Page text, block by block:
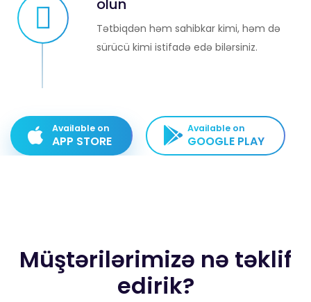
olun
Tətbiqdən həm sahibkar kimi, həm də
sürücü kimi istifadə edə bilərsiniz.
Available on
APP STORE
Available on
GOOGLE PLAY
Müştərilərimizə nə təklif
edirik?